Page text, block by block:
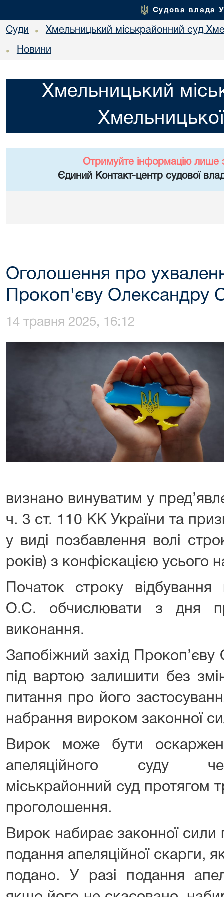
Судова влада
Суди • Хмельницький міськрайонний суд
• Новини
Хмельницький
Отримуйте інформацію лише
Єдиний Контакт-центр судової
Оголошення про
Прокоп'єву Олександру
14 травня 2025, 16:12
визнано винуватим у
ч. 3 ст. 110 КК України та
у виді позбавлення волі
років) з конфіскацією усього
Початок строку
О.С. обчислювати з дня
виконання.
Запобіжний захід
під вартою залишити без
питання про його
набрання вироком законної
Вирок може бути
апеляційного суду
міськрайонний суд протягом
проголошення.
Вирок набирає законної сили
подання апеляційної скарги,
подано. У разі подання